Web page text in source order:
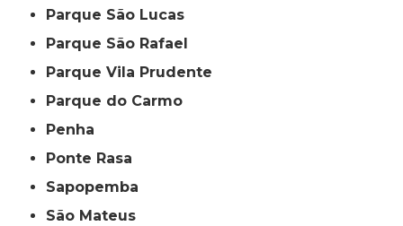
Parque São Lucas
Parque São Rafael
Parque Vila Prudente
Parque do Carmo
Penha
Ponte Rasa
Sapopemba
São Mateus